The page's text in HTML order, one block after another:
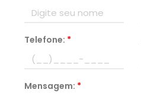
Telefone: *
Mensagem: *